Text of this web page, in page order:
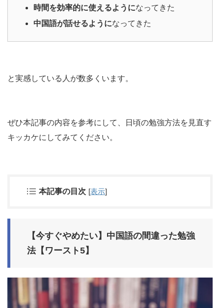
時間を効率的に使えるようになってきた
中国語が話せるようになってきた
と実感している人が数多くいます。
ぜひ本記事の内容を参考にして、日頃の勉強方法を見直す
キッカケにしてみてください。
本記事の目次 [表示]
【今すぐやめたい】中国語の間違った勉強
法【ワースト5】